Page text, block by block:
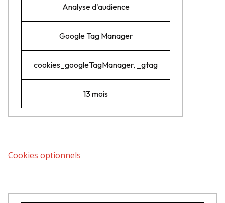
Analyse d'audience
Google Tag Manager
cookies_googleTagManager, _gtag
13 mois
Cookies optionnels